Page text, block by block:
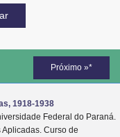
Próximo »*
1918-1938
Federal do Paraná.
Curso de